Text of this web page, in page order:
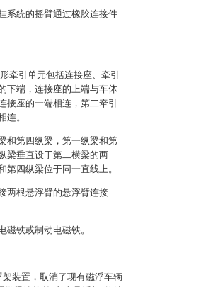
系统的摇臂通过橡胶连接件
牵引单元包括连接座、牵引
下端，连接座的上端与车体
接座的一端相连，第二牵引
连。
和第四纵梁，第一纵梁和第
梁垂直设于第二横梁的两
四纵梁位于同一直线上。
两根悬浮臂的悬浮臂连接
铁或制动电磁铁。
装置，取消了现有磁浮车辆